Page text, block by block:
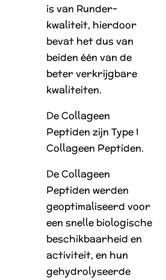
is van Runder-
kwaliteit, hierdoor
bevat het dus van
beiden één van de
beter verkrijgbare
kwaliteiten.
De Collageen
Peptiden zijn Type I
Collageen Peptiden.
De Collageen
Peptiden werden
geoptimaliseerd voor
een snelle biologische
beschikbaarheid en
activiteit, en hun
gehydrolyseerde